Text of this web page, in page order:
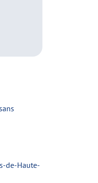
de-Haute-